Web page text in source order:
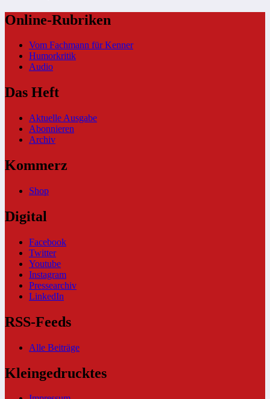
Online-Rubriken
Vom Fachmann für Kenner
Humorkritik
Audio
Das Heft
Aktuelle Ausgabe
Abonnieren
Archiv
Kommerz
Shop
Digital
Facebook
Twitter
Youtube
Instagram
Pressearchiv
LinkedIn
RSS-Feeds
Alle Beiträge
Kleingedrucktes